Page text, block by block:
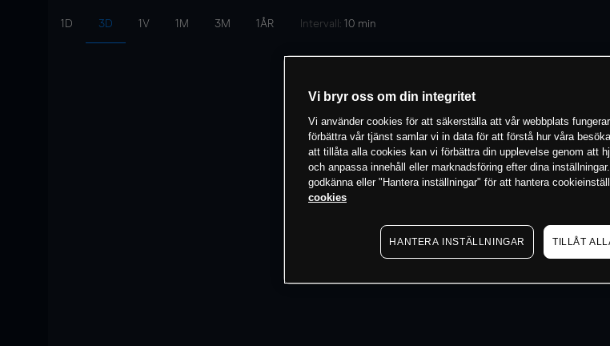
1D 3D 1V 1M 3M 1ÅR Intervall: 10 min
Vi bryr oss om din integritet
Vi använder cookies för att säkerställa att vår webbplats
förbättra vår tjänst samlar vi in data för att förstå hur våra
att tillåta alla cookies kan vi förbättra din upplevelse genom att
och anpassa innehåll eller marknadsföring efter dina
godkänna eller "Hantera inställningar" för att hantera
cookies
HANTERA INSTÄLLNINGAR TILLÅT